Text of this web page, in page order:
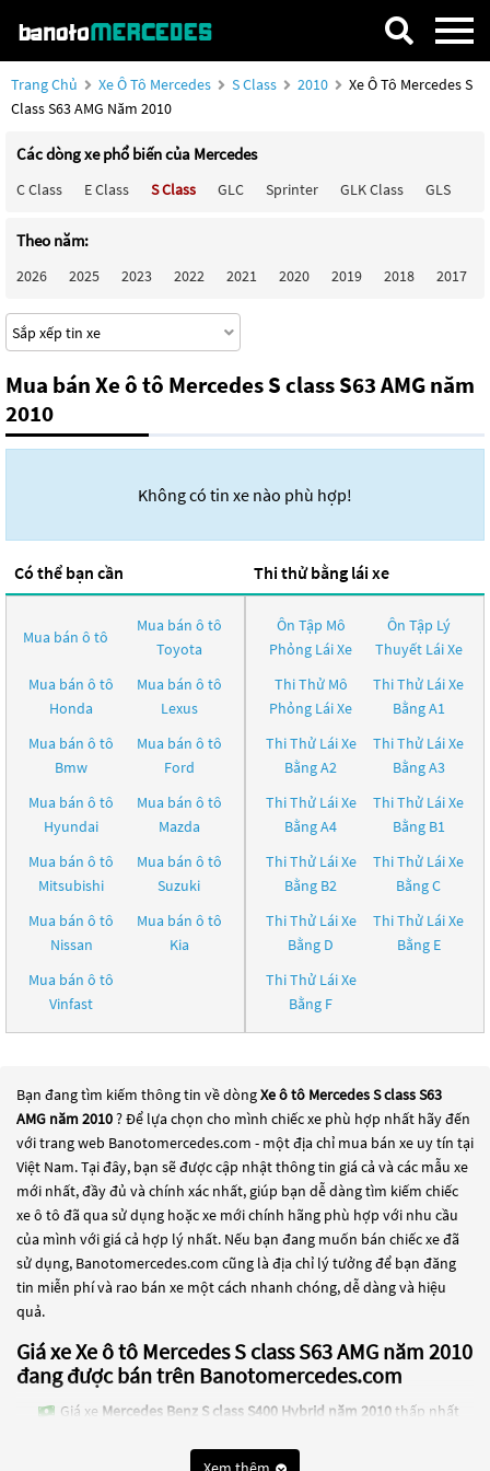
Trang Chủ Xe Ô Tô Mercedes S Class 2010
Xe Ô Tô Mercedes S
Class S63 AMG Năm 2010
Các dòng xe phổ biến của Mercedes
C Class E Class S Class GLC Sprinter GLK Class GLS
Theo năm:
2026 2025 2023 2022 2021 2020 2019 2018 2017
Mua bán Xe ô tô Mercedes S class S63 AMG năm
2010
Không có tin xe nào phù hợp!
Có thể bạn cần
Mua bán ô tô
Mua bán ô tô
Toyota
Mua bán ô tô
Honda
Mua bán ô tô
Lexus
Mua bán ô tô
Bmw
Mua bán ô tô
Ford
Mua bán ô tô
Hyundai
Mua bán ô tô
Mazda
Mua bán ô tô
Mitsubishi
Mua bán ô tô
Suzuki
Mua bán ô tô
Nissan
Mua bán ô tô
Kia
Mua bán ô tô
Vinfast
Thi thử bằng lái xe
Ôn Tập Mô
Phỏng Lái Xe
Ôn Tập Lý
Thuyết Lái Xe
Thi Thử Mô
Phỏng Lái Xe
Thi Thử Lái Xe
Bằng A1
Thi Thử Lái Xe
Bằng A2
Thi Thử Lái Xe
Bằng A3
Thi Thử Lái Xe
Bằng A4
Thi Thử Lái Xe
Bằng B1
Thi Thử Lái Xe
Bằng B2
Thi Thử Lái Xe
Bằng C
Thi Thử Lái Xe
Bằng D
Thi Thử Lái Xe
Bằng E
Thi Thử Lái Xe
Bằng F
Bạn đang tìm kiếm thông tin về dòngXe ô tô Mercedes S class S63
AMG năm 2010? Để lựa chọn cho mình chiếc xe phù hợp nhất hãy đến
với trang web Banotomercedes.com - một địa chỉ mua bán xe uy tín tại
Việt Nam. Tại đây, bạn sẽ được cập nhật thông tin giá cả và các mẫu xe
mới nhất, đầy đủ và chính xác nhất, giúp bạn dễ dàng tìm kiếm chiếc
xe ô tô đã qua sử dụng hoặc xe mới chính hãng phù hợp với nhu cầu
của mình với giá cả hợp lý nhất. Nếu bạn đang muốn bán chiếc xe đã
sử dụng, Banotomercedes.com cũng là địa chỉ lý tưởng để bạn đăng
tin miễn phí và rao bán xe một cách nhanh chóng, dễ dàng và hiệu
quả.
Giá xe Xe ô tô Mercedes S class S63 AMG năm 2010
đang được bán trên Banotomercedes.com
Giá xe Mercedes Benz S class S400 Hybrid năm 2010thấp nhất